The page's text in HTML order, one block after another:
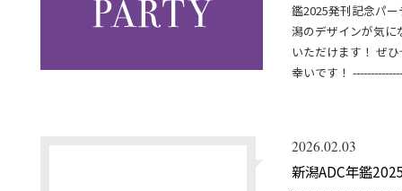
鑑2025発刊記念パ
潟のデザインが気に
いただけます！ ぜ
幸いです！
2026.02.03
新潟ADC年鑑